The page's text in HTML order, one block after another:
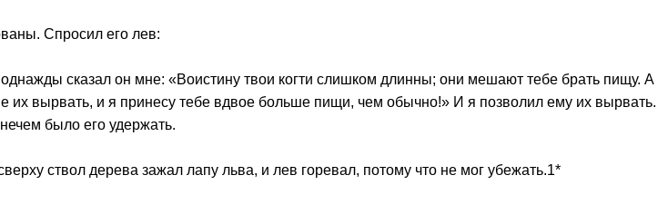
Спросил его лев:
сказал он мне: «Воистину твои когти слишком длинны; они мешают тебе брать пищу. А
вырвать, и я принесу тебе вдвое больше пищи, чем обычно!» И я позволил ему их вырвать.
было его удержать.
ствол дерева зажал лапу льва, и лев горевал, потому что не мог убежать.1*